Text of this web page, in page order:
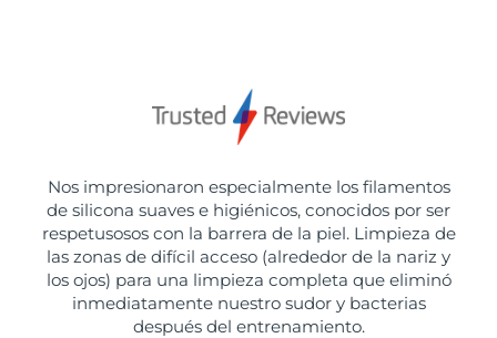
Nos impresionaron especialmente los filamentos
de silicona suaves e higiénicos, conocidos por ser
respetusosos con la barrera de la piel. Limpieza de
las zonas de difícil acceso (alrededor de la nariz y
los ojos) para una limpieza completa que eliminó
inmediatamente nuestro sudor y bacterias
después del entrenamiento.